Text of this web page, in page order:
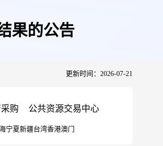
果的公告
更新时间：2026-07-21
购 公共资源交易中心
宁夏新疆台湾香港澳门